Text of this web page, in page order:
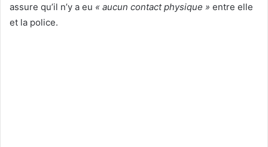
assure qu’il n’y a eu « aucun contact physique » entre elle
et la police.